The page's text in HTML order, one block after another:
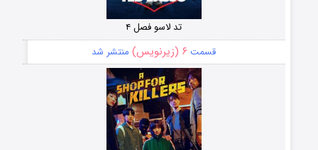
تد لاسو فصل ۴
قسمت ۶ (زیرنویس) منتشر شد